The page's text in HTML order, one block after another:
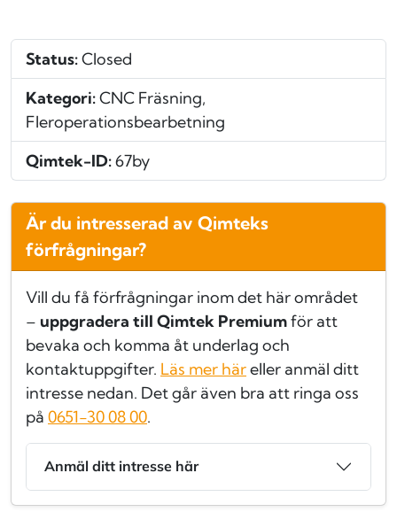
Status:Closed
Kategori:CNC Fräsning,
Fleroperationsbearbetning
Qimtek-ID:67by
Är du intresserad av Qimteks
förfrågningar?
Vill du få förfrågningar inom det här området
– uppgradera till Qimtek Premiumför att
bevaka och komma åt underlag och
kontaktuppgifter. Läs mer häreller anmäl ditt
intresse nedan. Det går även bra att ringa oss
på 0651-30 08 00.
Anmäl ditt intresse här